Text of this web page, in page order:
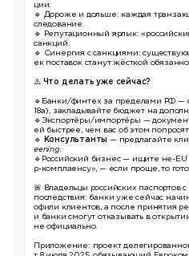
ции.
🔹 Дороже и дольше: каждая
следование.
🔹 Репутационный ярлык:
санкций.
🔹 Синергия с санкциями:
ек поставок станут жёсткой
⚠️ Что делать уже сейчас?
🔹Банки/финтех за пределами РФ —
18a), закладывайте бюджет на
🔹Экспортёры/импортёры —
ей быстрее, чем вас об этом попросят.
🔹 Консультанты — предлагайте
eening.
🔹Российский бизнес — ищите не-EU
р-комплаенсу», — если проще, то
🚨 Владельцы российских
последствия: банки уже сейчас
офили клиентов, а после принятия
и банки смогут отказывать в
не официально.
Приложение: проект